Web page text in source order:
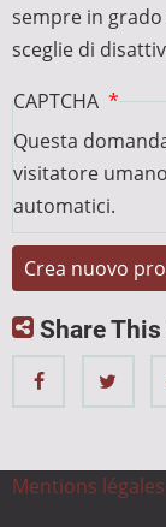
sempre in
sceglie di
CAPTCHA
Questa
visitatore umano e
automatici.
Share
Mentions légales